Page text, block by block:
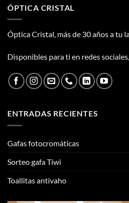
ÓPTICA CRISTAL
Óptica Cristal, más de 30 años a tu
Disponibles para ti en redes
ENTRADAS RECIENTES
Gafas fotocromáticas
Sorteo gafa Tiwi
Toallitas antivaho